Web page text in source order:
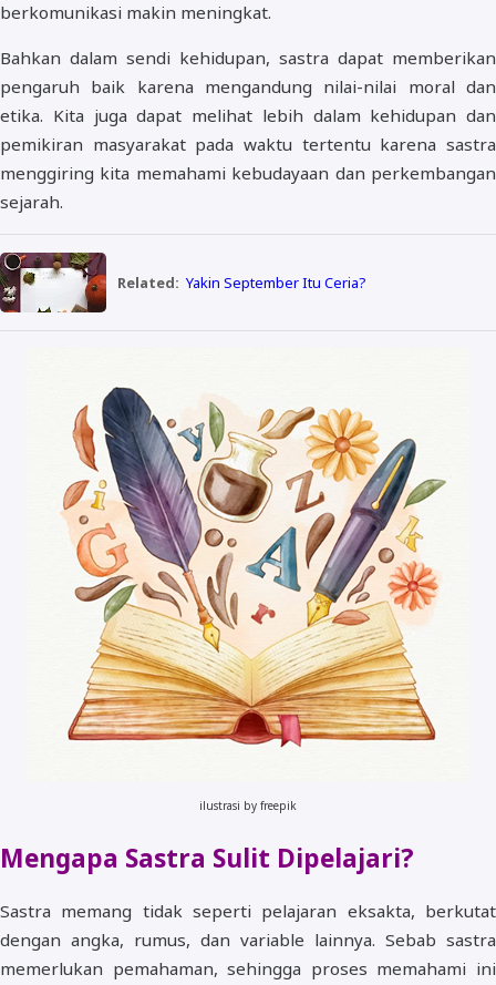
berkomunikasi makin meningkat.
Bahkan dalam sendi kehidupan, sastra dapat memberikan
pengaruh baik karena mengandung nilai-nilai moral dan
etika. Kita juga dapat melihat lebih dalam kehidupan dan
pemikiran masyarakat pada waktu tertentu karena sastra
menggiring kita memahami kebudayaan dan perkembangan
sejarah.
Related: Yakin September Itu Ceria?
ilustrasi by freepik
Mengapa Sastra Sulit Dipelajari?
Sastra memang tidak seperti pelajaran eksakta, berkutat
dengan angka, rumus, dan variable lainnya. Sebab sastra
memerlukan pemahaman, sehingga proses memahami ini